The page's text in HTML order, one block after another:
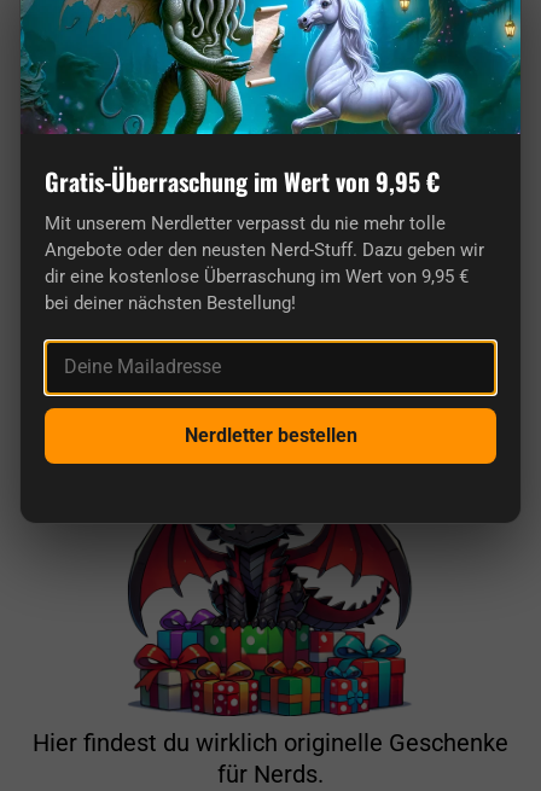
Von Nerds für Nerds: Unser Shop ist pure
Leidenschaft!
Hier findest du wirklich originelle Geschenke
für Nerds.
Gratis-Überraschung im Wert von 9,95 €
Mit unserem Nerdletter verpasst du nie mehr tolle
Angebote oder den neusten Nerd-Stuff. Dazu geben wir
dir eine kostenlose Überraschung im Wert von 9,95 €
bei deiner nächsten Bestellung!
Deine Mailadresse
Nerdletter bestellen